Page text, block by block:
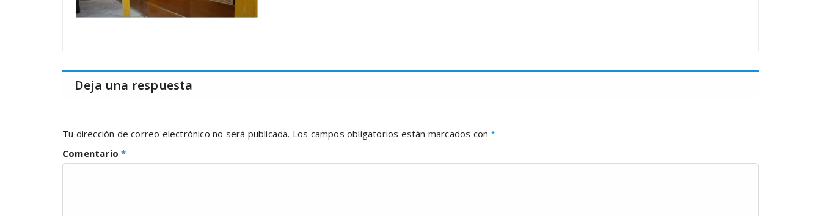
Deja una respuesta
Tu dirección de correo electrónico no será publicada. Los campos obligatorios están marcados con*
Comentario*